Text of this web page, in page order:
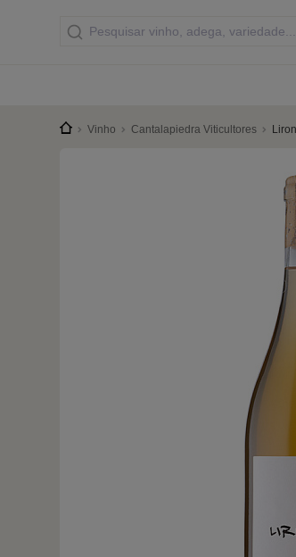
Vinho Cantalapiedra Viticultores